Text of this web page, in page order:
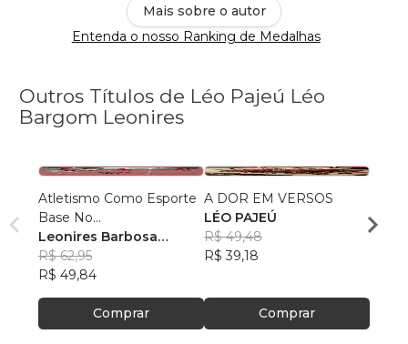
Mais sobre o autor
Entenda o nosso Ranking de Medalhas
Outros Títulos de Léo Pajeú Léo
Bargom Leonires
Atletismo Como Esporte
Base No
Desenvolvimento Motor
Leonires Barbosa
Gomes
R$ 62,95
R$ 49,84
Comprar
A DOR EM VERSOS
LÉO PAJEÚ
R$ 49,48
R$ 39,18
Comprar
LÉO
R$